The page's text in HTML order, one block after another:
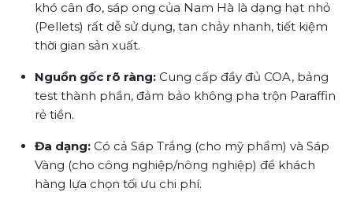
khó cân đo, sáp ong của Nam Hà là dạng hạt nhỏ
(Pellets) rất dễ sử dụng, tan chảy nhanh, tiết kiệm
thời gian sản xuất.
Nguồn gốc rõ ràng: Cung cấp đầy đủ COA, bảng
test thành phần, đảm bảo không pha trộn Paraffin
rẻ tiền.
Đa dạng: Có cả Sáp Trắng (cho mỹ phẩm) và Sáp
Vàng (cho công nghiệp/nông nghiệp) để khách
hàng lựa chọn tối ưu chi phí.